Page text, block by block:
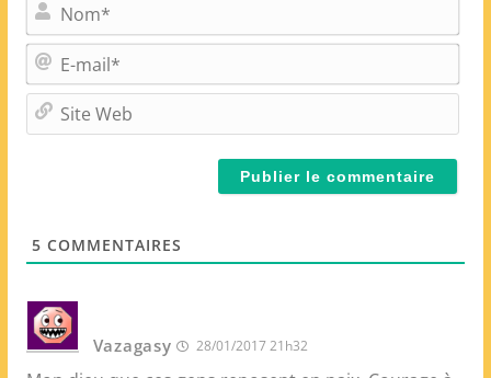
o
m
*
E
-
m
i
5 COMMENTAIRES
Vazagasy 28/01/2017 21h32